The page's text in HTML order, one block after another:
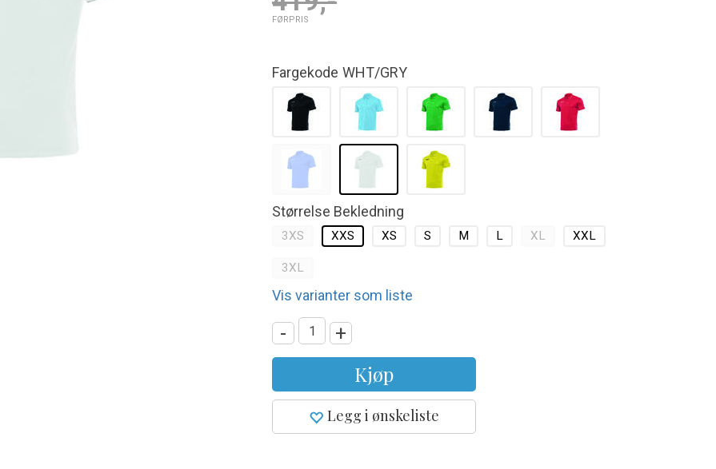
FØRPRIS
Fargekode WHT/GRY
Størrelse Bekledning
3XS XXS XS S M L XL XXL
3XL
Vis varianter som liste
- +
Kjøp
Legg i ønskeliste